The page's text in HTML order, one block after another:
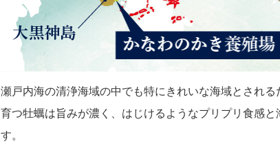
瀬戸内海の清浄海域の中でも特にきれいな海域とされ
育つ牡蠣は旨みが濃く、はじけるようなプリプリ食感
す。